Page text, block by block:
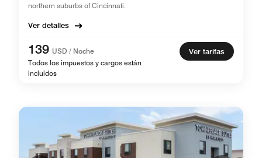
northern suburbs of Cincinnati.
Ver detalles
139 USD / Noche
Todos los impuestos y cargos están
incluidos
Ver tarifas